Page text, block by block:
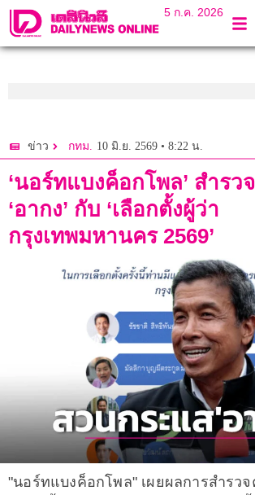
5 ก.ค. 2026
ข่าว กทม. 10 มิ.ย. 2569 • 8:22 น.
‘นอร์ทแบงค็อกโพล’ สำรว
‘อากง’ กับ ‘เลือกตั้งผู้ว่า
กรุงเทพมหานคร 2569’
"นอร์ทแบงค็อกโพล" เผยผลการสำรวจ